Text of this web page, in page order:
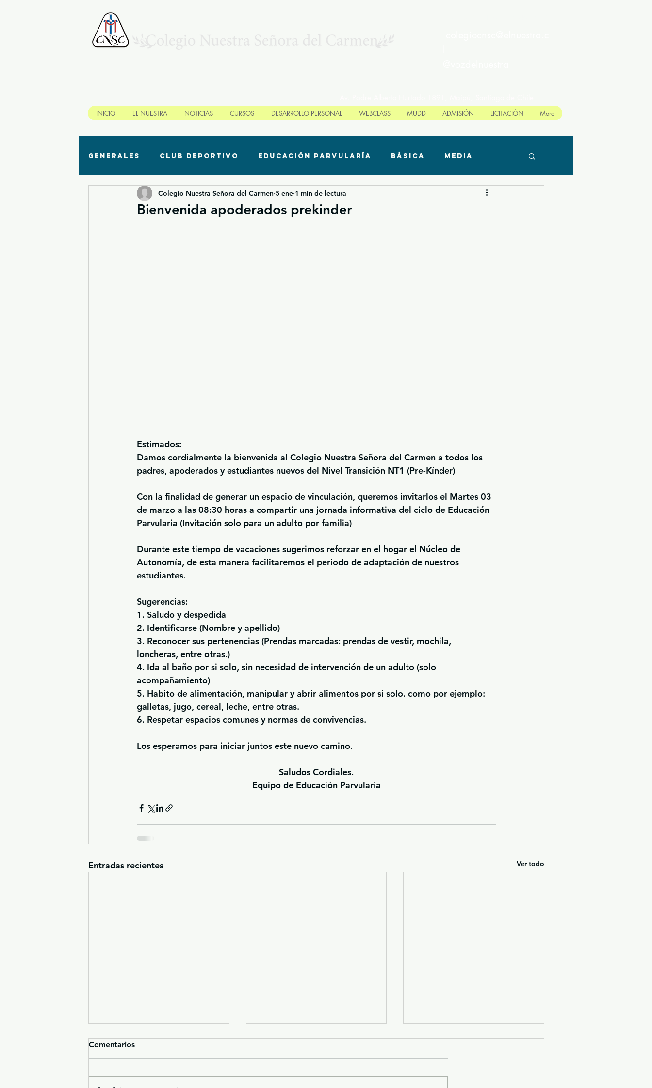
INICIO EL NUESTRA NOTICIAS CURSOS DESARROLLO PERSONAL WEBCLASS MUDD ADMISIÓN LICITACIÓN More
Generales Club deportivo Educación Parvularía Básica Media
Biblioteca/ Recursos de aprendizaje Categoría sin título
Bienvenida apoderados prekinder
Colegio Nuestra Señora del Carmen 5 ene 1 min de lectura
Estimados:
Damos cordialmente la bienvenida al Colegio Nuestra Señora del Carmen a todos los
padres, apoderados y estudiantes nuevos del Nivel Transición NT1 (Pre-Kínder)
Con la finalidad de generar un espacio de vinculación, queremos invitarlos el Martes 03
de marzo a las 08:30 horas a compartir una jornada informativa del ciclo de Educación
Parvularia (Invitación solo para un adulto por familia)
Durante este tiempo de vacaciones sugerimos reforzar en el hogar el Núcleo de
Autonomía, de esta manera facilitaremos el periodo de adaptación de nuestros
estudiantes.
Sugerencias:
1. Saludo y despedida
2. Identificarse (Nombre y apellido)
3. Reconocer sus pertenencias (Prendas marcadas: prendas de vestir, mochila,
loncheras, entre otras.)
4. Ida al baño por si solo, sin necesidad de intervención de un adulto (solo
acompañamiento)
5. Habito de alimentación, manipular y abrir alimentos por si solo. como por ejemplo:
galletas, jugo, cereal, leche, entre otras.
6. Respetar espacios comunes y normas de convivencias.
Los esperamos para iniciar juntos este nuevo camino.
Saludos Cordiales.
Equipo de Educación Parvularia
Entradas recientes Ver todo
Comentarios